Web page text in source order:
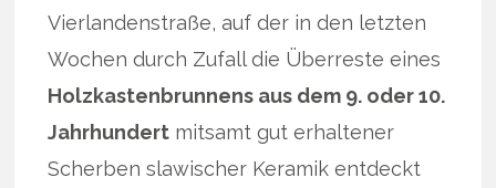
Vierlandenstraße, auf der in den letzten
Wochen durch Zufall die Überreste eines
Holzkastenbrunnens aus dem 9. oder 10.
Jahrhundert mitsamt gut erhaltener
Scherben slawischer Keramik entdeckt